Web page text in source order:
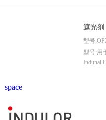
space
遮光剂
型号
型号:用
Indunal